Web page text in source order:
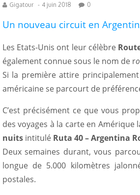
Gigatour - 4 juin 2018 0
Un nouveau circuit en
Les Etats-Unis ont leur célèbre
également connue sous le nom de r
Si la première attire
américaine se parcourt de
C’est précisément ce que vous
des voyages à la carte en
nuitsintitulé Ruta 40 – Argentina
Deux semaines durant, vous
longue de 5.000 kilomètres
postales.